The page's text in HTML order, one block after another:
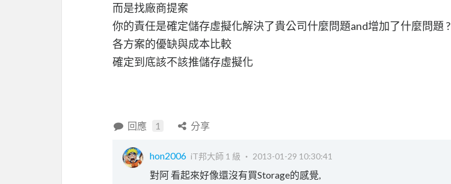
而是找廠商提案
你的責任是確定儲存虛擬化解決了貴公司什麼問題and增加了什麼問題 ?
各方案的優缺與成本比較
確定到底該不該推儲存虛擬化
回應 1 分享
hon2006 iT邦大師 1 級 ‧ 2013-01-29 10:30:41
對阿 看起來好像還沒有買Storage的感覺,